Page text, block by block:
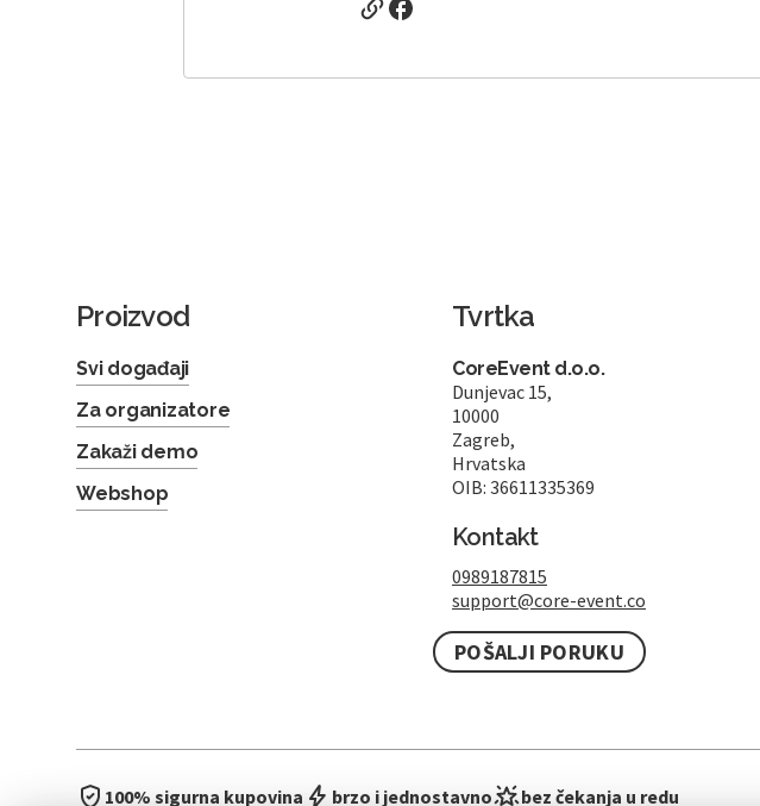
Proizvod
Svi događaji
Za organizatore
Zakaži demo
Webshop
Tvrtka
CoreEvent d.o.o.
Dunjevac 15,
10000
Zagreb,
Hrvatska
OIB: 36611335369
Kontakt
0989187815
support@core-event.co
POŠALJI PORUKU
100% sigurna kupovina brzo i jednostavno bez čekanja u redu